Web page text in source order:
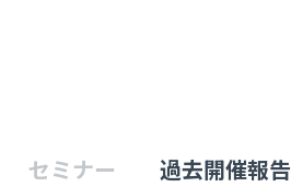
セミナー 過去開催報告